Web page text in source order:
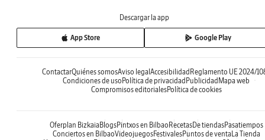
Descargar la app
App Store Google Play
ContactarQuiénes somosAviso legal Accesibilidad Reglamento UE 2024/
Condiciones de uso Política de privacidad Publicidad Mapa web
Compromisos editorialesPolítica de cookies
Oferplan Bizkaia BlogsPintxos en Bilbao RecetasDe tiendasPasatiempos
Conciertos en BilbaoVideojuegosFestivalesPuntos de venta La Tienda